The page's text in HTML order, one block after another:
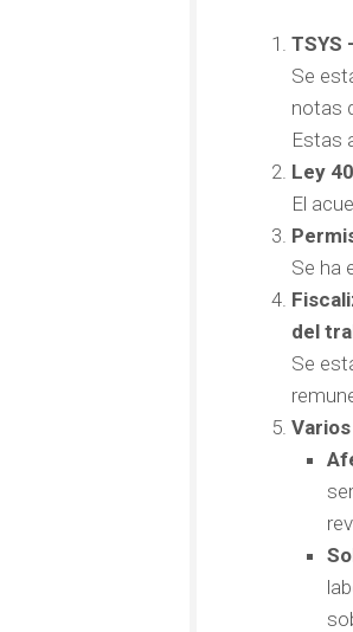
TSYS
Se
notas
Estas
Ley
El
Se ha
del
Se
Varios